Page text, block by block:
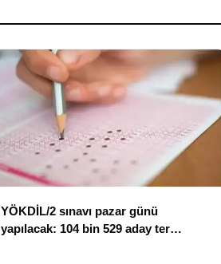
YÖKDİL/2 sınavı pazar günü
yapılacak: 104 bin 529 aday ter